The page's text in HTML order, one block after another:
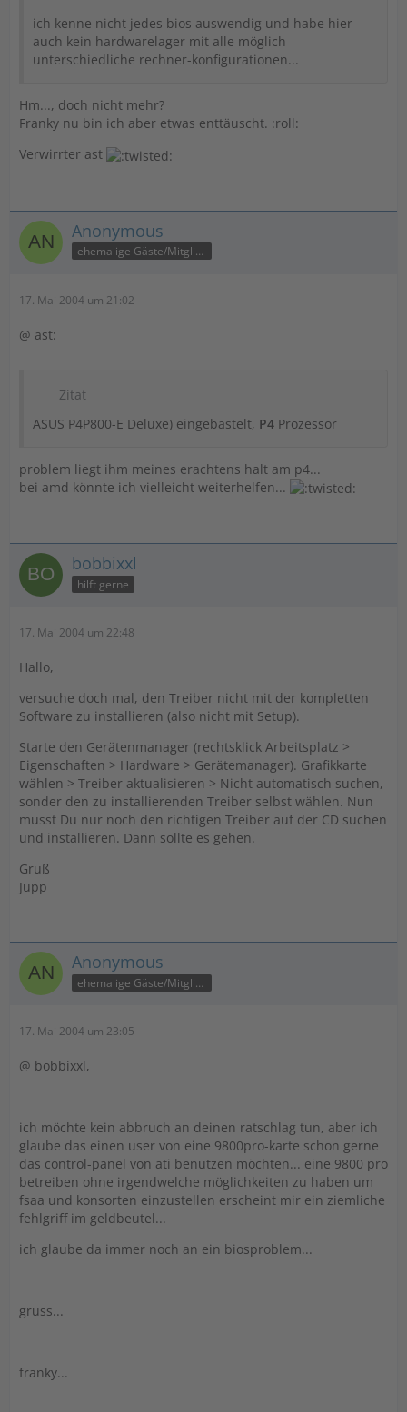
ich kenne nicht jedes bios auswendig und habe hier
auch kein hardwarelager mit alle möglich
unterschiedliche rechner-konfigurationen...
Hm..., doch nicht mehr?
Franky nu bin ich aber etwas enttäuscht. :roll:
Verwirrter ast
Anonymous
ehemalige Gäste/Mitglieder
17. Mai 2004 um 21:02
@ ast:
Zitat
ASUS P4P800-E Deluxe) eingebastelt, P4 Prozessor
problem liegt ihm meines erachtens halt am p4...
bei amd könnte ich vielleicht weiterhelfen...
bobbixxl
hilft gerne
17. Mai 2004 um 22:48
Hallo,
versuche doch mal, den Treiber nicht mit der kompletten
Software zu installieren (also nicht mit Setup).
Starte den Gerätenmanager (rechtsklick Arbeitsplatz >
Eigenschaften > Hardware > Gerätemanager). Grafikkarte
wählen > Treiber aktualisieren > Nicht automatisch suchen,
sonder den zu installierenden Treiber selbst wählen. Nun
musst Du nur noch den richtigen Treiber auf der CD suchen
und installieren. Dann sollte es gehen.
Gruß
Jupp
Anonymous
ehemalige Gäste/Mitglieder
17. Mai 2004 um 23:05
@ bobbixxl,
ich möchte kein abbruch an deinen ratschlag tun, aber ich
glaube das einen user von eine 9800pro-karte schon gerne
das control-panel von ati benutzen möchten... eine 9800 pro
betreiben ohne irgendwelche möglichkeiten zu haben um
fsaa und konsorten einzustellen erscheint mir ein ziemliche
fehlgriff im geldbeutel...
ich glaube da immer noch an ein biosproblem...
gruss...
franky...